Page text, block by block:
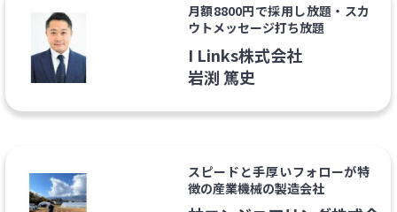
月額8800円で採用し放題・スカ
ウトメッセージ打ち放題
I Links株式会社
岩渕 篤史
スピードと手厚いフォローが特
徴の産業機械の製造会社